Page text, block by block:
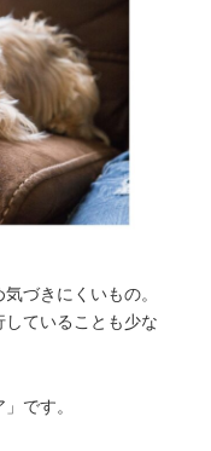
づきにくいもの。
ていることも少な
です。